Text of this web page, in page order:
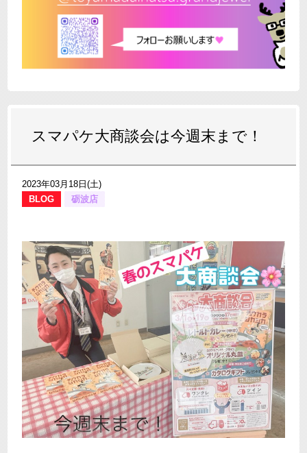
スマパケ大商談会は今週末まで！
2023年03月18日(土)
BLOG
砺波店